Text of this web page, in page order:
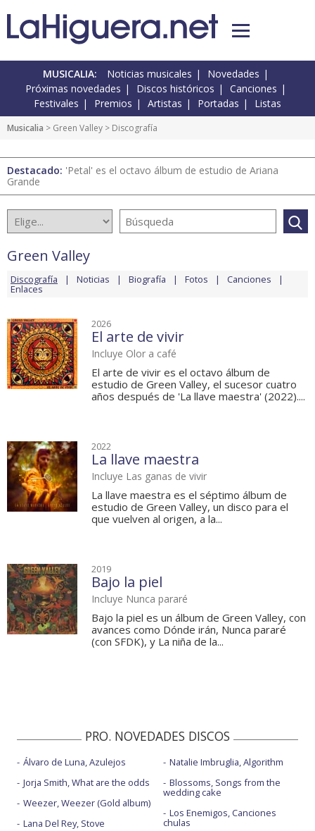
MUSICALIA: Noticias musicales
Novedades
Próximas novedades
Discos históricos
Canciones
Festivales
Premios Artistas Portadas Listas
Musicalia > Green Valley > Discografía
Destacado: 'Petal' es el octavo álbum de estudio de Ariana
Grande
Green Valley
Discografía Noticias Biografía Fotos Canciones
Enlaces
2026
El arte de vivir
Incluye Olor a café
El arte de vivir es el octavo álbum de
estudio de Green Valley, el sucesor cuatro
años después de 'La llave maestra' (2022)....
2022
La llave maestra
Incluye Las ganas de vivir
La llave maestra es el séptimo álbum de
estudio de Green Valley, un disco para el
que vuelven al origen, a la...
2019
Bajo la piel
Incluye Nunca pararé
Bajo la piel es un álbum de Green Valley, con
avances como Dónde irán, Nunca pararé
(con SFDK), y La niña de la...
PRO. NOVEDADES DISCOS
Álvaro de Luna, Azulejos
Jorja Smith, What are the odds
Weezer, Weezer (Gold album)
Lana Del Rey, Stove
Natalie Imbruglia, Algorithm
Blossoms, Songs from the
wedding cake
Los Enemigos, Canciones
chulas